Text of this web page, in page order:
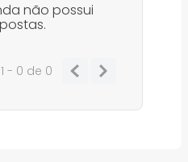
não possui
1 - 0 de 0